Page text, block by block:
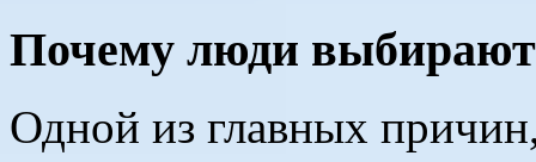
Почему люди выбирают
Одной из главных